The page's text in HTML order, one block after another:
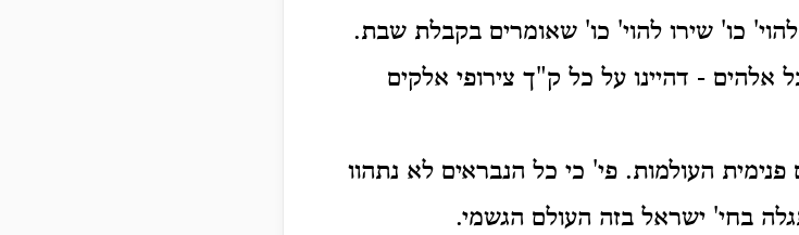
להוי' כו' שירו להוי' כו' שאומרים בקבלת שבת.
אלהים - דהיינו על כל ק"ך צירופי אלקים
העולמות. פי' כי כל הנבראים לא נתהוו
בחי' ישראל בזה העולם הגשמי.